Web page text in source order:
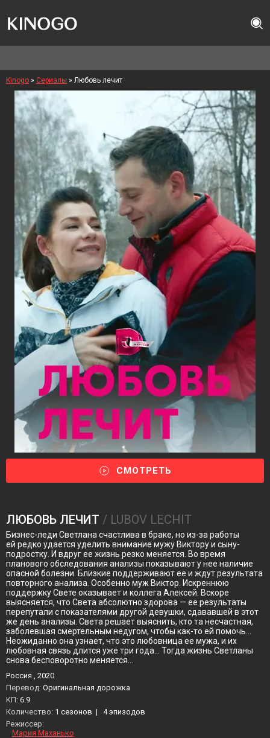
Kinogo » Сериалы » Любовь лечит
СМОТРЕТЬ
ЛЮБОВЬ ЛЕЧИТ / LUBOV LECHIT
Бизнес-леди Светлана счастлива в браке, но из-за работы
ей редко удается уделить внимание мужу Виктору и сыну-
подростку. И вдруг ее жизнь резко меняется. Во время
планового обследования анализы показывают у нее наличие
опасной болезни. Близкие поддерживают ее и ждут результата
повторного анализа. Особенно муж Виктор. Искреннюю
поддержку Свете оказывает и коллега Алексей. Вскоре
выясняется, что Света абсолютно здорова — ее результаты
перепутали с показателями другой девушки, сдававшей в этот
же день анализы. Света решает выяснить, кто та несчастная,
заболевшая смертельным недугом, чтобы как-то ей помочь…
Неожиданно она узнает, что это любовница ее мужа, и их
любовная связь длится уже три года… Тогда жизнь Светланы
снова бесповоротно меняется…
Россия , 2020
Перевод: Оригинальная дорожка
KП: 6.9
Количество: 1 сезонов | 4 эпизодов
Режиссер:
Мария Маханько